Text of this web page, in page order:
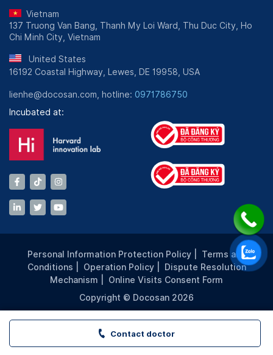
Contact doctor
Vietnam
137 Truong Van Bang, Thanh My Loi Ward, Thu Duc City, Ho
Chi Minh City, Vietnam
United States
16192 Coastal Highway, Lewes, DE 19958, USA
lienhe@docosan.com, hotline: 0971786750
Incubated at:
Personal Information Protection Policy
Terms and
Conditions
Operation Policy
Dispute Resolution
Mechanism
Online Visits Consent Form
Copyright © Docosan 2026